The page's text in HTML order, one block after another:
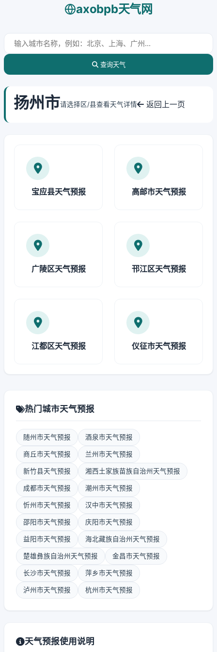
axobpb天气网
查询天气
扬州市请选择区/县查看天气详情 返回上一页
宝应县天气预报 高邮市天气预报
广陵区天气预报 邗江区天气预报
江都区天气预报 仪征市天气预报
热门城市天气预报
随州市天气预报 酒泉市天气预报
商丘市天气预报 兰州市天气预报
新竹县天气预报 湘西土家族苗族自治州天气预报
成都市天气预报 潮州市天气预报
忻州市天气预报 汉中市天气预报
邵阳市天气预报 庆阳市天气预报
益阳市天气预报 海北藏族自治州天气预报
楚雄彝族自治州天气预报 金昌市天气预报
长沙市天气预报 萍乡市天气预报
泸州市天气预报 杭州市天气预报
天气预报使用说明